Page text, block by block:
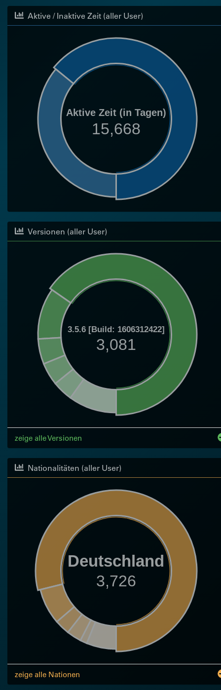
Aktive / Inaktive Zeit (aller User)
Aktive Zeit (in Tagen)
15,668
Versionen (aller User)
3.5.6 [Build: 1606312422]
3,081
zeige alle Versionen
Nationalitäten (aller User)
Deutschland
3,726
zeige alle Nationen